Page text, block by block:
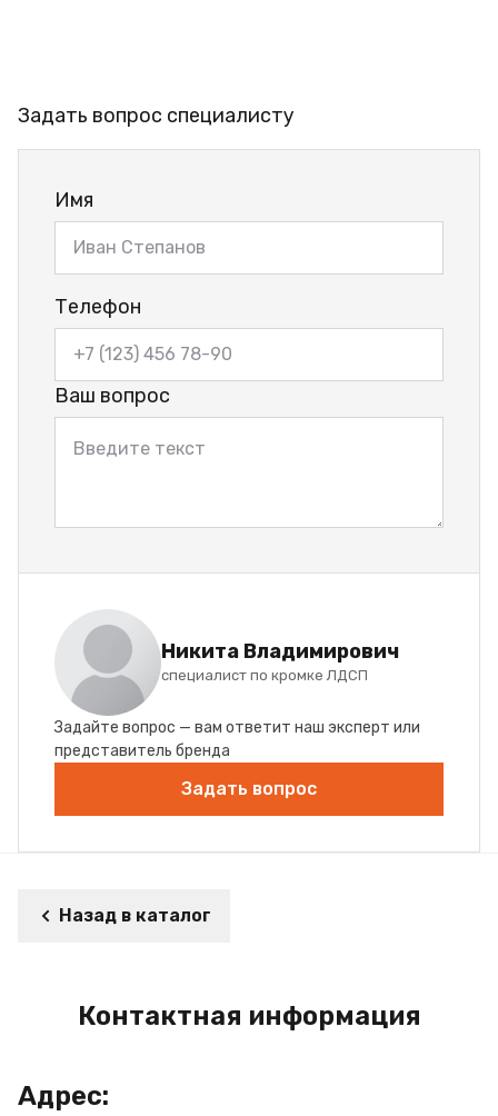
Задать вопрос специалисту
Имя
Телефон
Ваш вопрос
Никита Владимирович
специалист по кромке ЛДСП
Задайте вопрос — вам ответит наш эксперт или
представитель бренда
Задать вопрос
Назад в каталог
Контактная информация
Адрес: